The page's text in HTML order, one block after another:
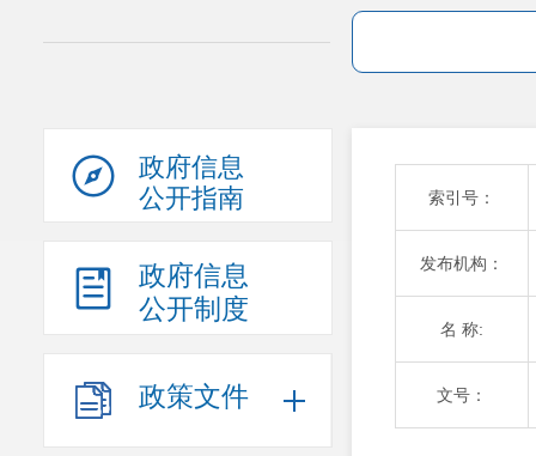
政府信息
公开指南
政府信息
公开制度
政策文件
索引号：
发布机构：
名 称:
文号：